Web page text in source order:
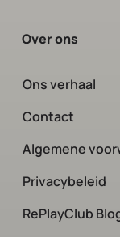
Over ons
Ons verhaal
Contact
Algemene
Privacybeleid
RePlayClub